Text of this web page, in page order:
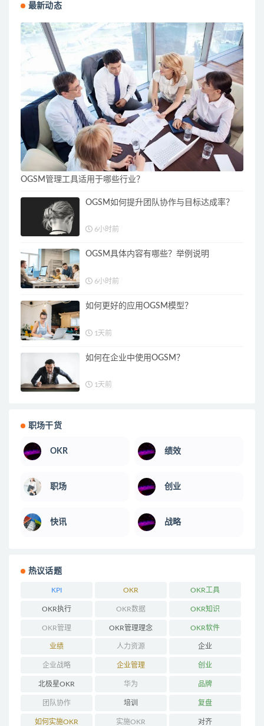
最新动态
OGSM管理工具适用于哪些行业？
OGSM如何提升团队协作与目标达成率？
6小时前
OGSM具体内容有哪些？举例说明
6小时前
如何更好的应用OGSM模型？
1天前
如何在企业中使用OGSM？
1天前
职场干货
OKR 绩效
职场 创业
快讯 战略
热议话题
KPI OKR OKR工具
OKR执行 OKR数据 OKR知识
OKR管理 OKR管理理念 OKR软件
业绩 人力资源 企业
企业战略 企业管理 创业
北极星OKR 华为 品牌
团队协作 培训 复盘
如何实施OKR 实施OKR 对齐